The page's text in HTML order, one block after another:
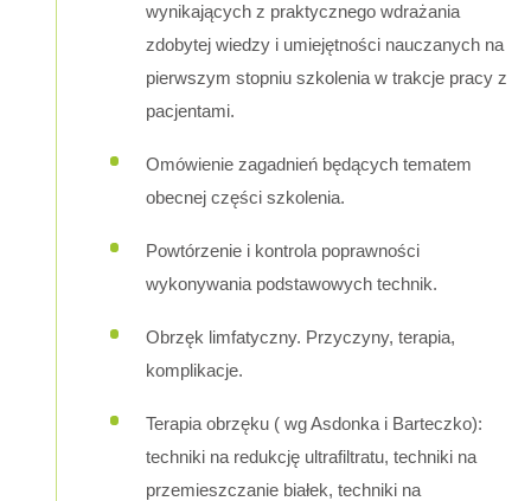
wynikających z praktycznego wdrażania
zdobytej wiedzy i umiejętności nauczanych na
pierwszym stopniu szkolenia w trakcje pracy z
pacjentami.
Omówienie zagadnień będących tematem
obecnej części szkolenia.
Powtórzenie i kontrola poprawności
wykonywania podstawowych technik.
Obrzęk limfatyczny. Przyczyny, terapia,
komplikacje.
Terapia obrzęku ( wg Asdonka i Barteczko):
techniki na redukcję ultrafiltratu, techniki na
przemieszczanie białek, techniki na